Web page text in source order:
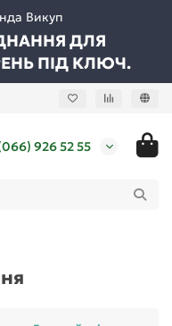
Викуп
ДЛЯ
ПІД КЛЮЧ.
926 52 55